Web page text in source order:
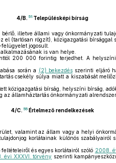
4/B. 51 Településképi bírság
illetve állami vagy önkormányzati
(tartósan rögzít), közigazgatási bírsággal
jogosult.
is van helye.
200 000 forintig terjedhet. A
során a (2) bekezdésszerinti eljáró
csekély súlya miatt a kiszabását
közigazgatási bírság, helyszíni bírság,
az államháztartás önkormányzati
4/C. 55 Értelmező rendelkezések
valamint az állam vagy a helyi
korlátainak különös szabályairól
és egyes korlátairól szóló 2008.
évi XXXVI. törvény szerinti